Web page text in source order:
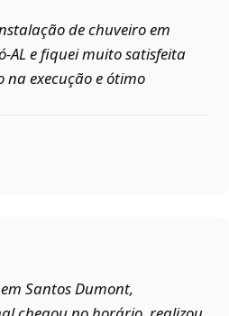
de chuveiro em
e fiquei muito satisfeita
execução e ótimo
Santos Dumont,